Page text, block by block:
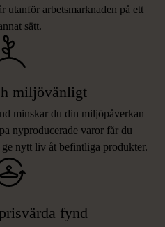
utanför arbetsmarknaden på ett
sätt.
miljövänligt
minskar du din miljöpåverkan
nyproducerade varor får du
nytt liv åt befintliga produkter.
fynd